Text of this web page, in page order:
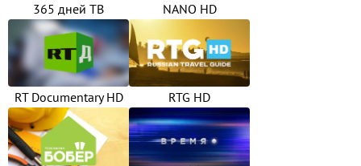
365 дней ТВ NANO HD
RT Documentary HD RTG HD